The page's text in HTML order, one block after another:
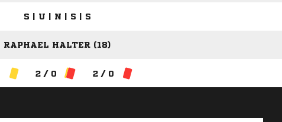
S | U | N | S | S
RAPHAEL HALTER (18)
2 / 0 2 / 0